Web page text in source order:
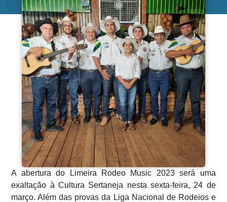
A abertura do Limeira Rodeo Music 2023 será uma
exaltação à Cultura Sertaneja nesta sexta-feira, 24 de
março. Além das provas da Liga Nacional de Rodeios e